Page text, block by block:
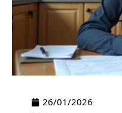
26/01/2026